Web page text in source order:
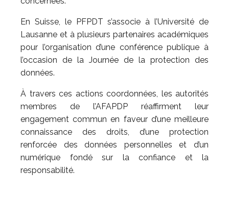
En Suisse, le PFPDT s’associe à l’Université de
Lausanne et à plusieurs partenaires académiques
pour l’organisation d’une conférence publique à
l’occasion de la Journée de la protection des
données.
À travers ces actions coordonnées, les autorités
membres de l’AFAPDP réaffirment leur
engagement commun en faveur d’une meilleure
connaissance des droits, d’une protection
renforcée des données personnelles et d’un
numérique fondé sur la confiance et la
responsabilité.